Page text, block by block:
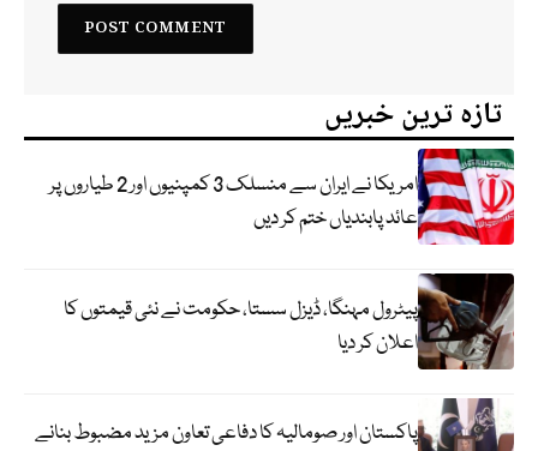
تازہ ترین خبریں
امریکا نے ایران سے منسلک 3 کمپنیوں اور 2 طیاروں پر
عائد پابندیاں ختم کر دیں
پیٹرول مہنگا، ڈیزل سستا، حکومت نے نئی قیمتوں کا
اعلان کر دیا
پاکستان اور صومالیہ کا دفاعی تعاون مزید مضبوط بنانے